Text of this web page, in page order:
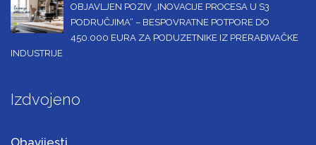
OBJAVLJEN POZIV „INOVACIJE PROCESA U S3
PODRUČJIMA“ – BESPOVRATNE POTPORE DO
450.000 EURA ZA PODUZETNIKE IZ PRERAĐIVAČKE
INDUSTRIJE
Izdvojeno
Obavijesti